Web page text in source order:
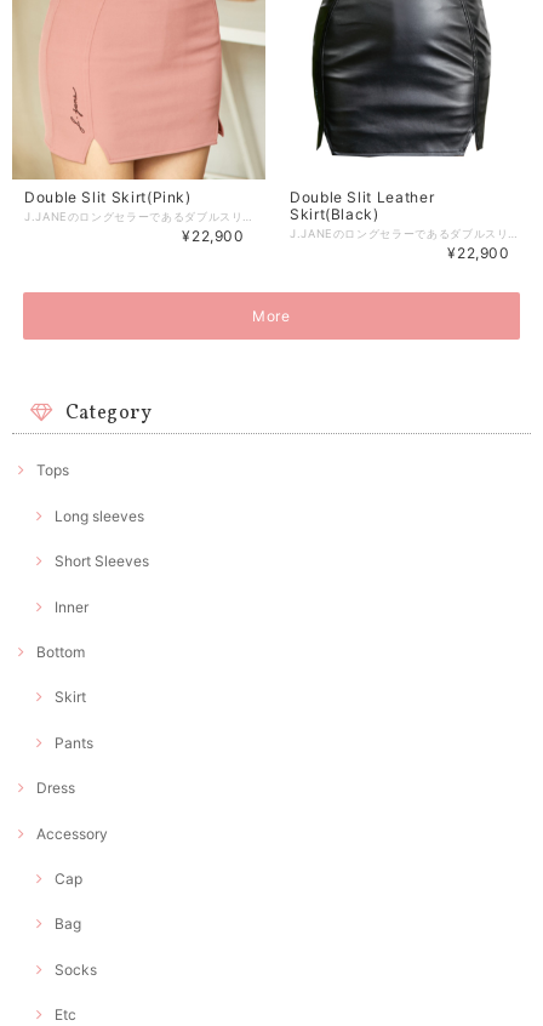
Double Slit Skirt(Pink)
¥22,900
Double Slit Leather
Skirt(Black)
¥22,900
More
Category
Tops
Long sleeves
Short Sleeves
Inner
Bottom
Skirt
Pants
Dress
Accessory
Cap
Bag
Socks
Etc